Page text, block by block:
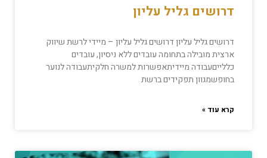
דרושים גליל עליון
דרושים גליל עליון דרושים גליל עליון – מיידי לרשת שיווק
ארצית מובילה בתחומה עובדים ללא ניסיון, עובדים
כללייםעבודה מיידיתאפשרות למשרה חלקיתעבודה לנוער
בחופשמגוון תפקידים ברשת
קרא עוד »